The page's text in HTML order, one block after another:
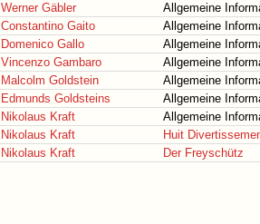
Werner Gäbler
Allgemeine
Constantino Gaito
Allgemeine
Domenico Gallo
Allgemeine
Vincenzo Gambaro
Allgemeine
Malcolm Goldstein
Allgemeine
Edmunds Goldsteins
Allgemeine
Nikolaus Kraft
Allgemeine
Nikolaus Kraft
Huit
Nikolaus Kraft
Der Freyschütz